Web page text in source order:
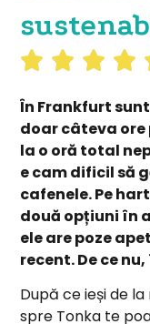
În Frankfurt
doar câteva
la o oră total
e cam dificil să
cafenele. Pe
două opțiuni în
ele are poze
recent. De ce
După ce ieși de
spre Tonka te